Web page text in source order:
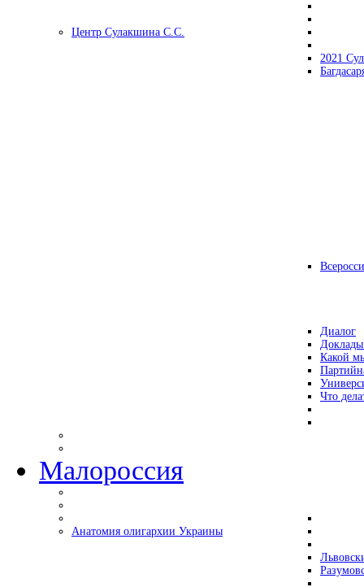
Центр Сулакшина С.С.
2021
Диалог
Какой
Что
Малороссия
Анатомия олигархии Украины